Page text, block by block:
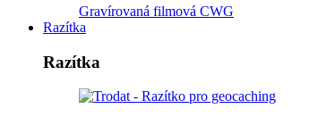
Gravírovaná filmová CWG
Razítka
Razítka